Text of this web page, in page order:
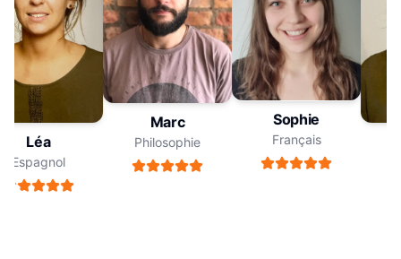
Léa
Espagnol
Marc
Philosophie
Sophie
Français